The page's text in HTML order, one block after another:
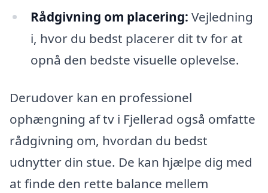
Rådgivning om placering: Vejledning
i, hvor du bedst placerer dit tv for at
opnå den bedste visuelle oplevelse.
Derudover kan en professionel
ophængning af tv i Fjellerad også omfatte
rådgivning om, hvordan du bedst
udnytter din stue. De kan hjælpe dig med
at finde den rette balance mellem